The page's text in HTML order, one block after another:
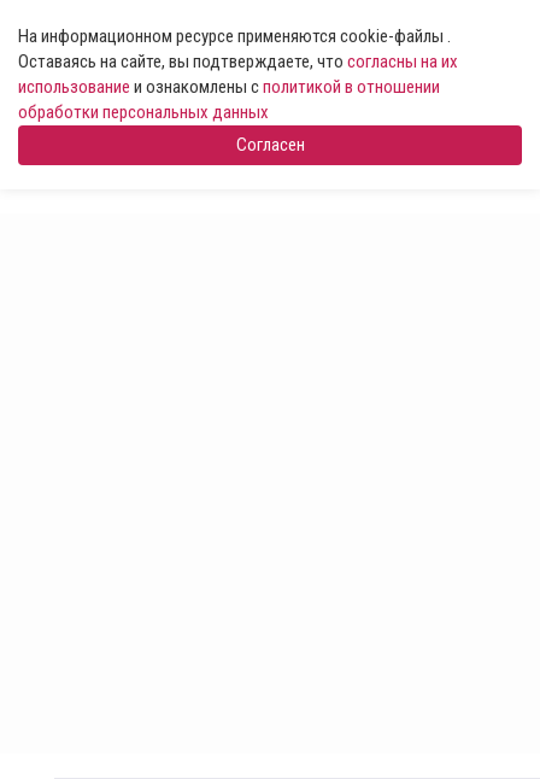
На информационном ресурсе применяются cookie-файлы .
Оставаясь на сайте, вы подтверждаете, что согласны на их
использование и ознакомлены сполитикой в отношении
обработки персональных данных
Согласен